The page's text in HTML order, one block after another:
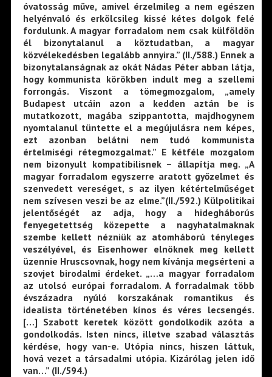
óvatosság műve, amivel érzelmileg a nem egészen
helyénvaló és erkölcsileg kissé kétes dolgok felé
fordulunk. A magyar forradalom nem csak külföldön
él bizonytalanul a köztudatban, a magyar
közvélekedésben legalább annyira.” (II./588.) Ennek a
bizonytalanságnak az okát Nádas Péter abban látja,
hogy kommunista körökben indult meg a szellemi
forrongás. Viszont a tömegmozgalom, „amely
Budapest utcáin azon a kedden aztán be is
mutatkozott, magába szippantotta, majdhogynem
nyomtalanul tüntette el a megújulásra nem képes,
ezt azonban belátni nem tudó kommunista
értelmiségi rétegmozgalmat.” E kétféle mozgalom
nem bizonyult kompatibilisnek – állapítja meg. „A
magyar forradalom egyszerre aratott győzelmet és
szenvedett vereséget, s az ilyen kétértelműséget
nem szívesen veszi be az elme.”(II./592.) Külpolitikai
jelentőségét az adja, hogy a hidegháborús
fenyegetettség közepette a nagyhatalmaknak
szembe kellett nézniük az atomháború tényleges
veszélyével, és Eisenhower elnöknek meg kellett
üzennie Hruscsovnak, hogy nem kívánja megsérteni a
szovjet birodalmi érdeket. „…a magyar forradalom
az utolsó európai forradalom. A forradalmak több
évszázadra nyúló korszakának romantikus és
idealista történetében kínos és véres lecsengés.
[…] Szabott keretek között gondolkodik azóta a
gondolkodás. Isten nincs, illetve szabad választás
kérdése, hogy van-e. Utópia nincs, hiszen láttuk,
hová vezet a társadalmi utópia. Kizárólag jelen idő
van…” (II./594.)